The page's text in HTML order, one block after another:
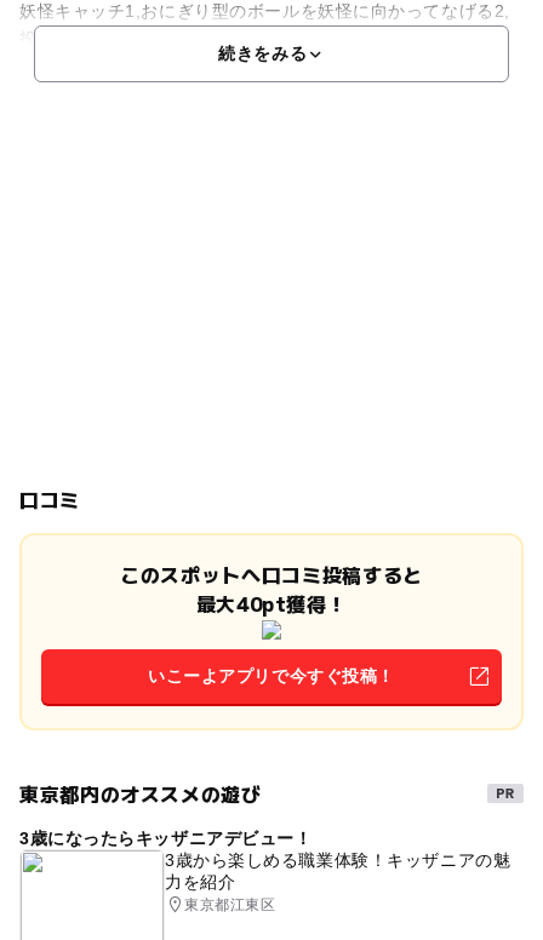
妖怪キャッチ1,おにぎり型のボールを妖怪に向かってなげる2,
投げたおにぎり型ボールが妖怪の穴にはいる3,穴を通
続きをみる
口コミ
このスポットへ口コミ投稿すると
最大40pt獲得！
いこーよアプリで今すぐ投稿！
東京都内のオススメの遊び
3歳になったらキッザニアデビュー！
3歳から楽しめる職業体験！キッザニアの魅
力を紹介
東京都江東区